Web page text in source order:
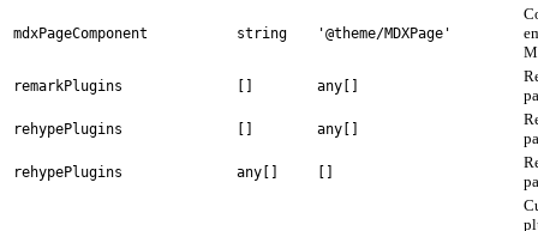
mdxPageComponent string '@theme/MDXPage'
remarkPlugins [] any[]
rehypePlugins [] any[]
rehypePlugins any[] []